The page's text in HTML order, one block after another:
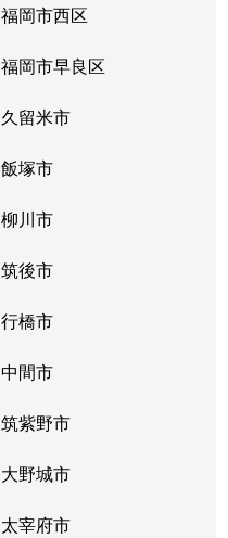
福岡市西区
福岡市早良区
久留米市
飯塚市
柳川市
筑後市
行橋市
中間市
筑紫野市
大野城市
太宰府市